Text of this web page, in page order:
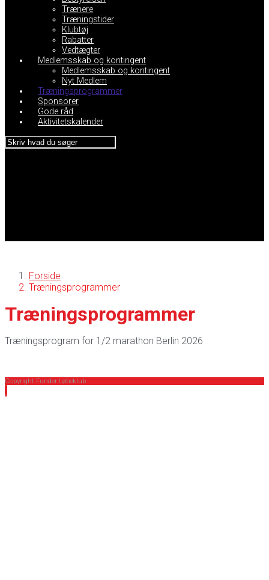
Trænere
Træningstider
Klubtøj
Rabatter
Vedtægter
Medlemsskab og kontingent
Medlemsskab og kontingent
Nyt Medlem
Træningsprogrammer
Sponsorer
Gode råd
Aktivitetskalender
Forside
Træningsprogrammer
Træningsprogrammer
Træningsprogram for 1/2 marathon Berlin 2026
Copyright Funder Løbeklub